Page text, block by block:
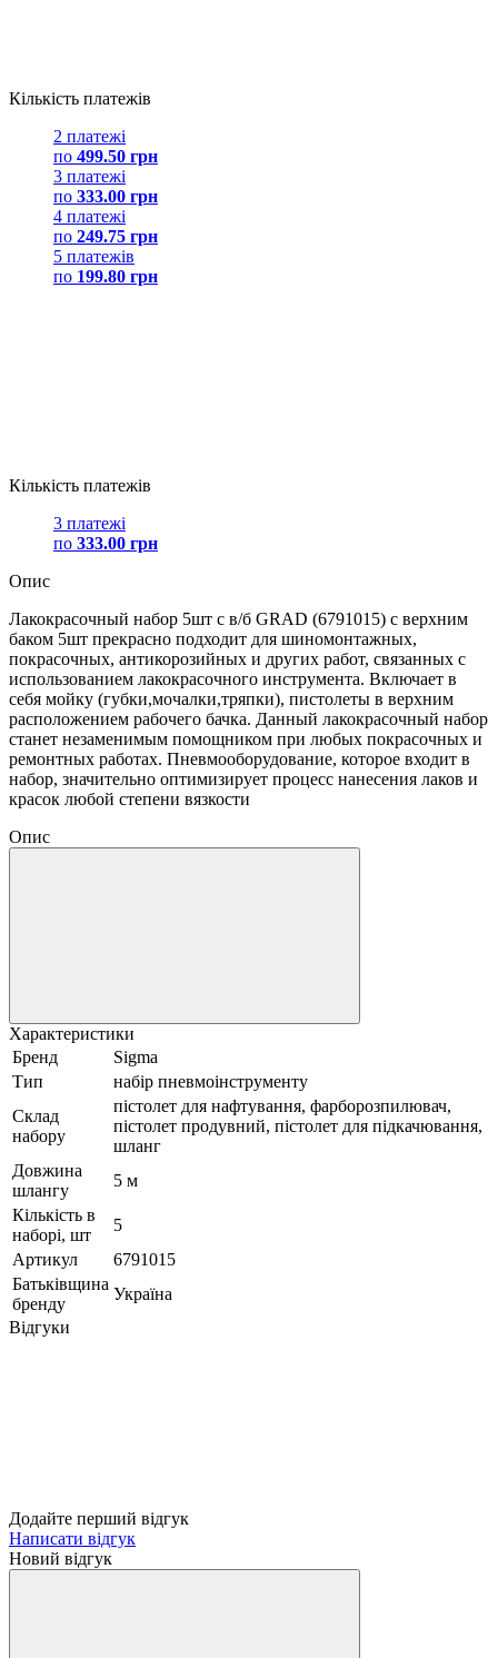
Кількість платежів
2 платежі
по 499.50 грн
3 платежі
по 333.00 грн
4 платежі
по 249.75 грн
5 платежів
по 199.80 грн
Кількість платежів
3 платежі
по 333.00 грн
Опис
Лакокрасочный набор 5шт с в/б GRAD (6791015) с верхним
баком 5шт прекрасно подходит для шиномонтажных,
покрасочных, антикорозийных и других работ, связанных с
иcпользованием лакокрасочного инструмента. Включает в
себя мойку (губки,мочалки,тряпки), пистолеты в верхним
расположением рабочего бачка. Данный лакокрасочный набор
станет незаменимым помощником при любых покрасочных и
ремонтных работах. Пневмооборудование, которое входит в
набор, значительно оптимизирует процесс нанесения лаков и
красок любой степени вязкости
Опис
Характеристики
Бренд
Sigma
Тип
набір пневмоінструменту
Склад
набору
пістолет для нафтування, фарборозпилювач,
пістолет продувний, пістолет для підкачювання,
шланг
Довжина
шлангу
5 м
Кількість в
наборі, шт
5
Артикул
6791015
Батьківщина
бренду
Україна
Відгуки
Додайте перший відгук
Написати відгук
Новий відгук